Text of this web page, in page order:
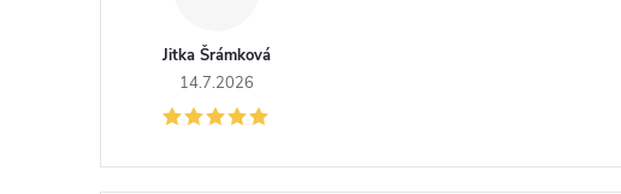
Jitka Šrámková
14.7.2026